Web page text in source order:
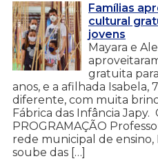
Famílias
cultural
jovens
Mayara e
gratuita
anos, e a afilhada Isabela,
diferente, com muita
Fábrica das Infância Japy.
PROGRAMAÇÃO
rede municipal de
soube das […]